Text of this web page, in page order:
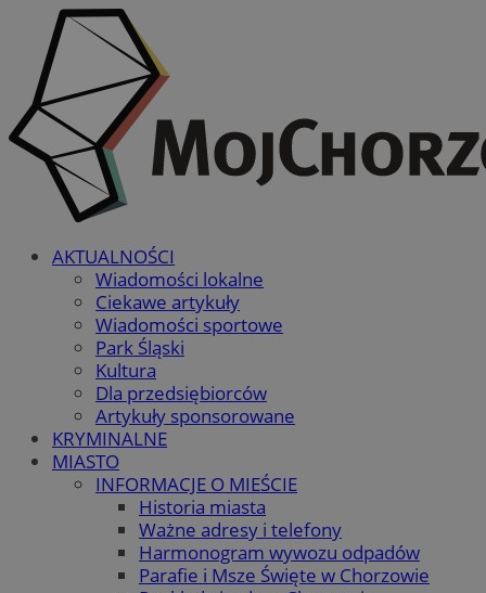
AKTUALNOŚCI
Wiadomości lokalne
Ciekawe artykuły
Wiadomości sportowe
Park Śląski
Kultura
Dla przedsiębiorców
Artykuły sponsorowane
KRYMINALNE
MIASTO
INFORMACJE O MIEŚCIE
Historia miasta
Ważne adresy i telefony
Harmonogram wywozu odpadów
Parafie i Msze Święte w Chorzowie